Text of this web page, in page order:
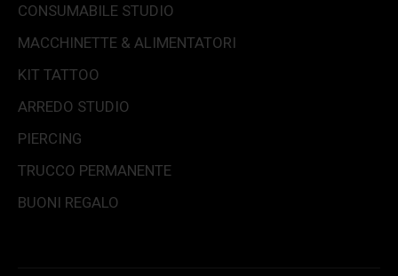
CONSUMABILE STUDIO
MACCHINETTE & ALIMENTATORI
KIT TATTOO
ARREDO STUDIO
PIERCING
TRUCCO PERMANENTE
BUONI REGALO